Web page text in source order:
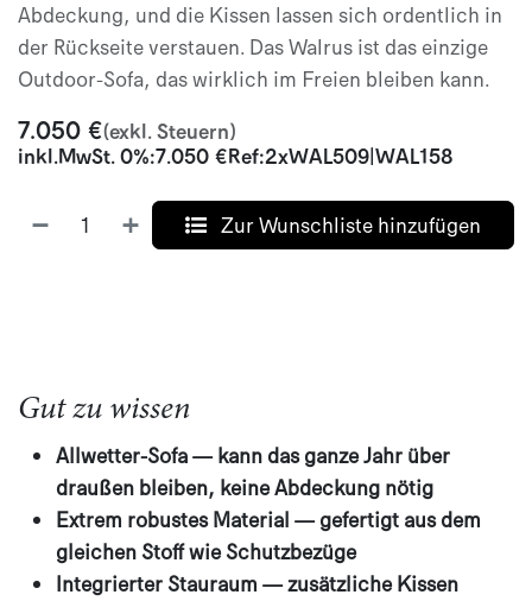
Abdeckung, und die Kissen lassen sich ordentlich in
der Rückseite verstauen. Das Walrus ist das einzige
Outdoor-Sofa, das wirklich im Freien bleiben kann.
7.050 €(exkl. Steuern)
inkl.MwSt. 0%:7.050 €Ref:2xWAL509|WAL158
Zur Wunschliste hinzufügen
Gut zu wissen
Allwetter-Sofa — kann das ganze Jahr über
draußen bleiben, keine Abdeckung nötig
Extrem robustes Material — gefertigt aus dem
gleichen Stoff wie Schutzbezüge
Integrierter Stauraum — zusätzliche Kissen